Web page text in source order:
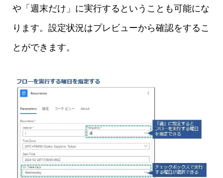
や「週末だけ」に実行するということも可能にな
ります。設定状況はプレビューから確認をするこ
とができます。